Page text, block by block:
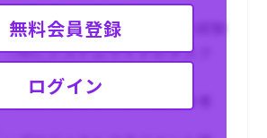
・SIの全工程から保守までの経験
（特にシステムサイドのタスク
に精通したスキル）
・大手コンサルファーム出身者
無料会員登録
ログイン